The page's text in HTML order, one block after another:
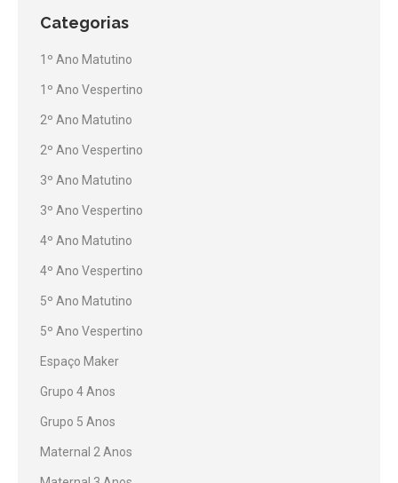
Categorias
1º Ano Matutino
1º Ano Vespertino
2º Ano Matutino
2º Ano Vespertino
3º Ano Matutino
3º Ano Vespertino
4º Ano Matutino
4º Ano Vespertino
5º Ano Matutino
5º Ano Vespertino
Espaço Maker
Grupo 4 Anos
Grupo 5 Anos
Maternal 2 Anos